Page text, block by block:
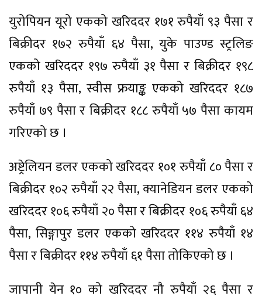
युरोपियन यूरो एकको खरिददर १७१ रुपैयाँ ९३ पैसा र
बिक्रीदर १७२ रुपैयाँ ६४ पैसा, युके पाउण्ड स्ट्रलिङ
एकको खरिददर १९७ रुपैयाँ ३१ पैसा र बिक्रीदर १९८
रुपैयाँ १३ पैसा, स्वीस फ्रयाङ्क एकको खरिददर १८७
रुपैयाँ ७९ पैसा र बिक्रीदर १८८ रुपैयाँ ५७ पैसा कायम
गरिएको छ ।
अष्ट्रेलियन डलर एकको खरिददर १०१ रुपैयाँ ८० पैसा र
बिक्रीदर १०२ रुपैयाँ २२ पैसा, क्यानेडियन डलर एकको
खरिददर १०६ रुपैयाँ २० पैसा र बिक्रीदर १०६ रुपैयाँ ६४
पैसा, सिङ्गापुर डलर एकको खरिददर ११४ रुपैयाँ १४
पैसा र बिक्रीदर ११४ रुपैयाँ ६१ पैसा तोकिएको छ ।
जापानी येन १० को खरिददर नौ रुपैयाँ २६ पैसा र